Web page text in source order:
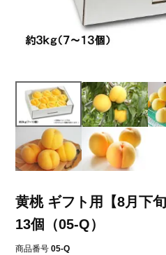
黄桃 ギフト用【8月下
13個（05-Q）
商品番号 05-Q